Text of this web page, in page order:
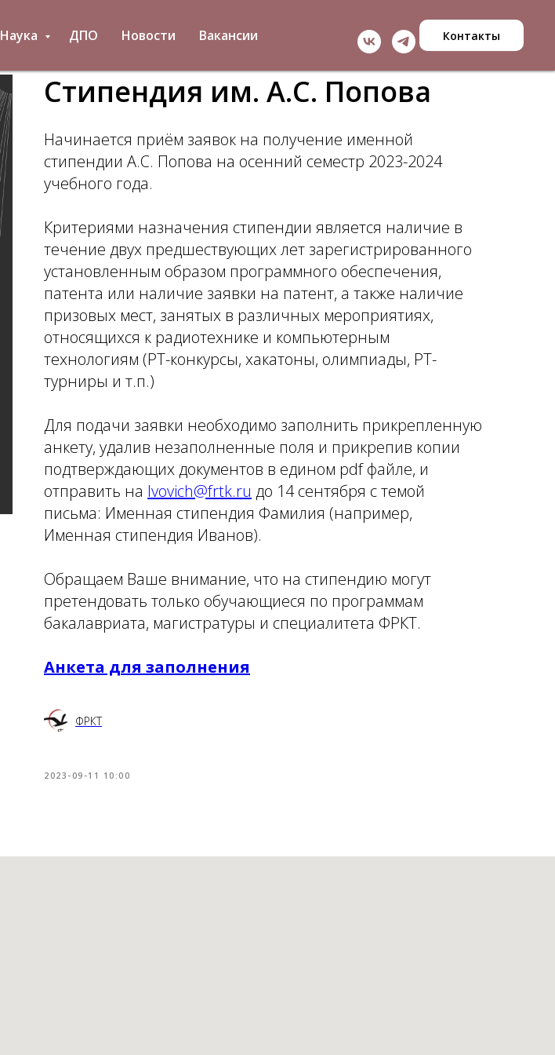
Наука ДПО Новости Вакансии Контакты
Стипендия им. А.С. Попова
Начинается приём заявок на получение именной
стипендии А.С. Попова на осенний семестр 2023-2024
учебного года.
Критериями назначения стипендии является наличие в
течение двух предшествующих лет зарегистрированного
установленным образом программного обеспечения,
патента или наличие заявки на патент, а также наличие
призовых мест, занятых в различных мероприятиях,
относящихся к радиотехнике и компьютерным
технологиям (РТ-конкурсы, хакатоны, олимпиады, РТ-
турниры и т.п.)
Для подачи заявки необходимо заполнить прикрепленную
анкету, удалив незаполненные поля и прикрепив копии
подтверждающих документов в едином pdf файле, и
отправить на lvovich@frtk.ru до 14 сентября c темой
письма: Именная стипендия Фамилия (например,
Именная стипендия Иванов).
Обращаем Ваше внимание, что на стипендию могут
претендовать только обучающиеся по программам
бакалавриата, магистратуры и специалитета ФРКТ.
Анкета для заполнения
ФРКТ
2023-09-11 10:00